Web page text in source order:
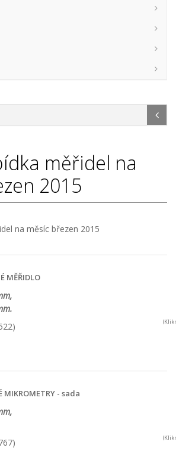
měřidel na
2015
MĚŘIDLO
MIKROMETRY - sada